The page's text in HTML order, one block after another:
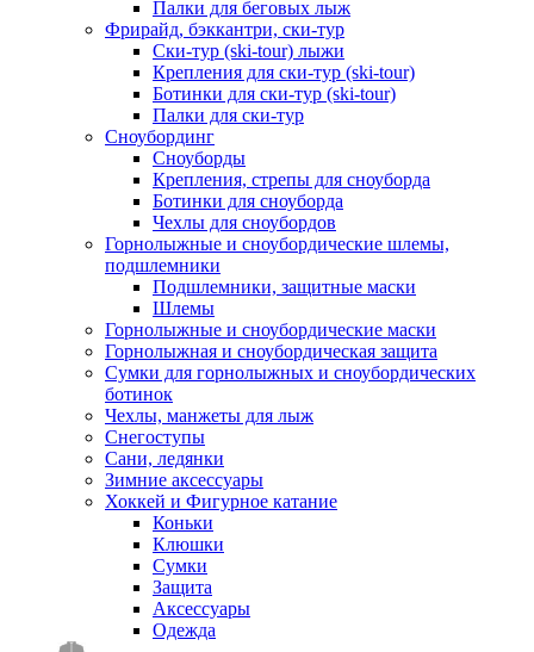
Палки для беговых лыж
Фрирайд, бэккантри, ски-тур
Ски-тур (ski-tour) лыжи
Крепления для ски-тур (ski-tour)
Ботинки для ски-тур (ski-tour)
Палки для ски-тур
Сноубординг
Сноуборды
Крепления, стрепы для сноуборда
Ботинки для сноуборда
Чехлы для сноубордов
Горнолыжные и сноубордические шлемы,
подшлемники
Подшлемники, защитные маски
Шлемы
Горнолыжные и сноубордические маски
Горнолыжная и сноубордическая защита
Сумки для горнолыжных и сноубордических
ботинок
Чехлы, манжеты для лыж
Снегоступы
Сани, ледянки
Зимние аксессуары
Хоккей и Фигурное катание
Коньки
Клюшки
Сумки
Защита
Аксессуары
Одежда